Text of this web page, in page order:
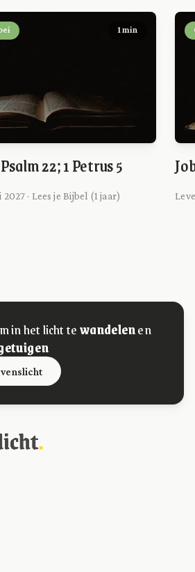
1 min
22; 1 Petrus 5
2027 · Lees je Bijbel (1 jaar)
in het licht tewandelenen